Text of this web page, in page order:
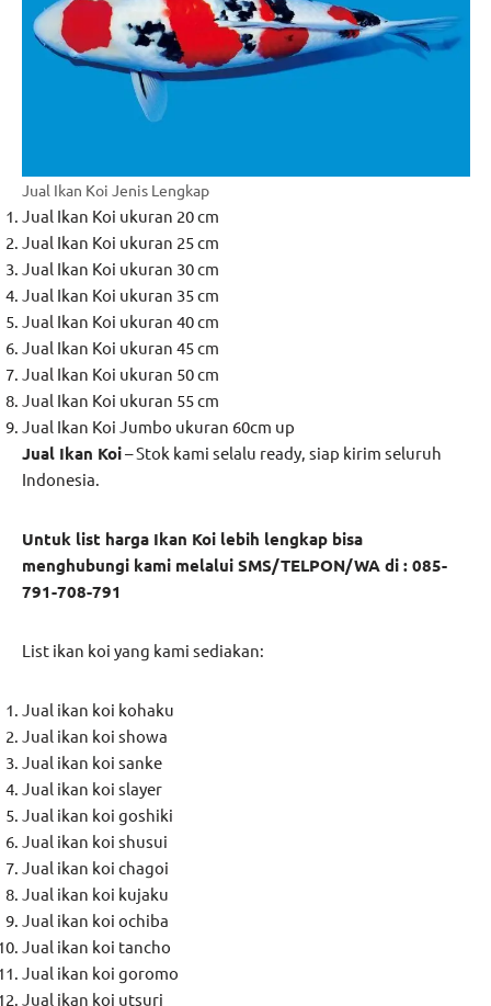
Jual Ikan Koi Jenis Lengkap
Jual Ikan Koi ukuran 20 cm
Jual Ikan Koi ukuran 25 cm
Jual Ikan Koi ukuran 30 cm
Jual Ikan Koi ukuran 35 cm
Jual Ikan Koi ukuran 40 cm
Jual Ikan Koi ukuran 45 cm
Jual Ikan Koi ukuran 50 cm
Jual Ikan Koi ukuran 55 cm
Jual Ikan Koi Jumbo ukuran 60cm up
Jual Ikan Koi– Stok kami selalu ready, siap kirim seluruh
Indonesia.
Untuk list harga Ikan Koi lebih lengkap bisa
menghubungi kami melalui SMS/TELPON/WA di : 085-
791-708-791
List ikan koi yang kami sediakan:
Jual ikan koi kohaku
Jual ikan koi showa
Jual ikan koi sanke
Jual ikan koi slayer
Jual ikan koi goshiki
Jual ikan koi shusui
Jual ikan koi chagoi
Jual ikan koi kujaku
Jual ikan koi ochiba
Jual ikan koi tancho
Jual ikan koi goromo
Jual ikan koi utsuri